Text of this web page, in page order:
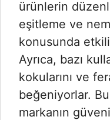
ürünlerin
eşitleme ve
konusunda
Ayrıca, bazı
kokularını ve
beğeniyorlar.
markanın